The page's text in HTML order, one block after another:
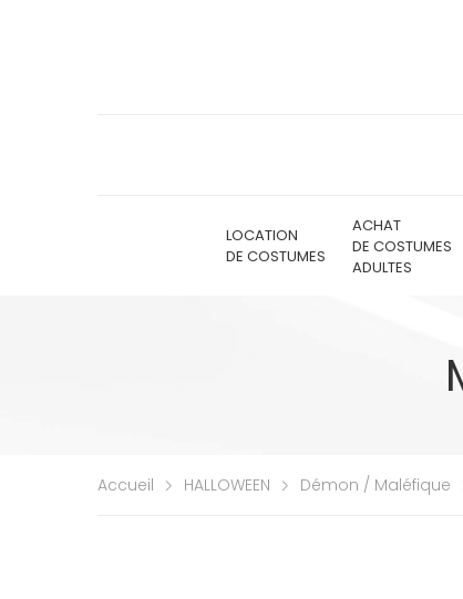
LOCATION
DE COSTUMES
ACHAT
DE COSTUMES
ADULTES
Accueil HALLOWEEN Démon / Maléfique